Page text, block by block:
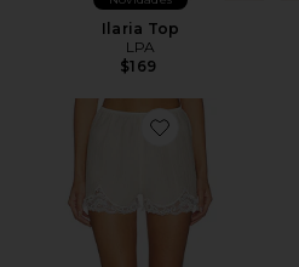
Ilaria Top
LPA
$169
Favorite Clover Short